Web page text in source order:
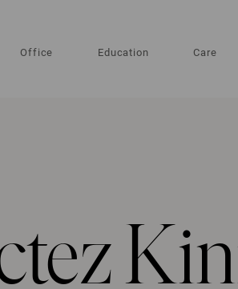
Office Education Care